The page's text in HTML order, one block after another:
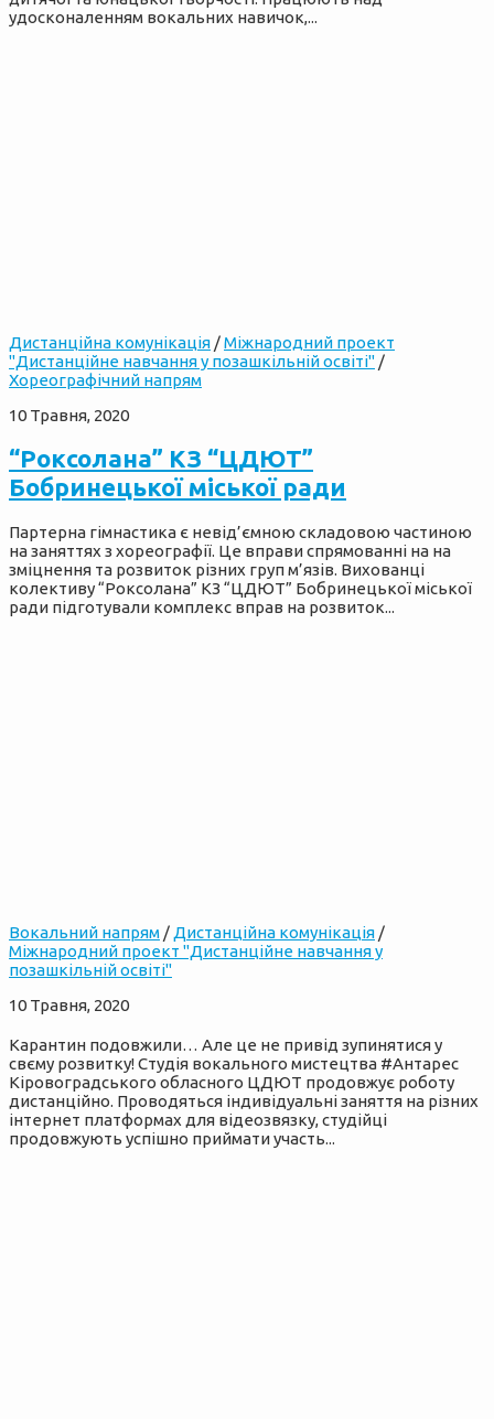
удосконаленням вокальних навичок,...
Дистанційна комунікація /Міжнародний проект
"Дистанційне навчання у позашкільній освіті" /
Хореографічний напрям
10 Травня, 2020
“Роксолана” КЗ “ЦДЮТ”
Бобринецької міської ради
Партерна гімнастика є невід’ємною складовою частиною
на заняттях з хореографії. Це вправи спрямованні на на
зміцнення та розвиток різних груп м’язів. Вихованці
колективу “Роксолана” КЗ “ЦДЮТ” Бобринецької міської
ради підготували комплекс вправ на розвиток...
Вокальний напрям / Дистанційна комунікація /
Міжнародний проект "Дистанційне навчання у
позашкільній освіті"
10 Травня, 2020
Карантин подовжили… Але це не привід зупинятися у
свєму розвитку! Студія вокального мистецтва #Антарес
Кіровоградського обласного ЦДЮТ продовжує роботу
дистанційно. Проводяться індивідуальні заняття на різних
інтернет платформах для відеозвязку, студійці
продовжують успішно приймати участь...